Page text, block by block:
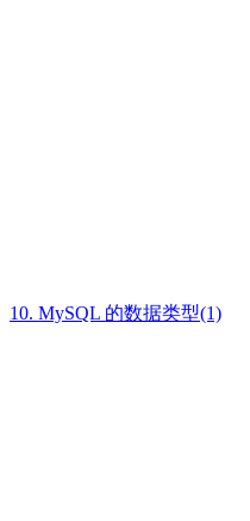
10. MySQL 的数据类型(1)